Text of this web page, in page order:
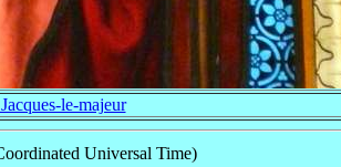
le-majeur
Universal Time)